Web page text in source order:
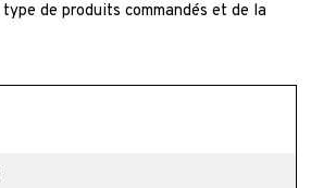
de produits commandés et de la